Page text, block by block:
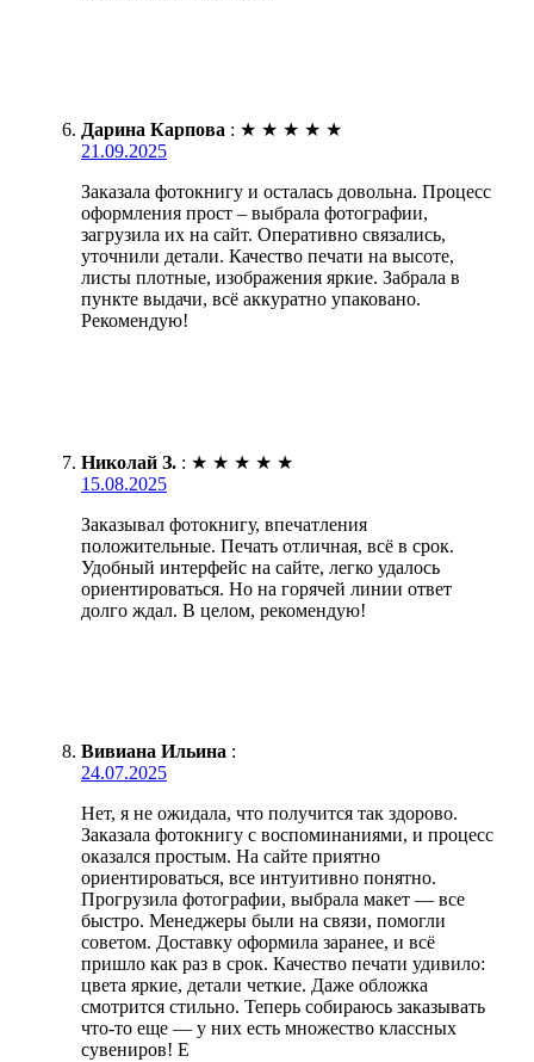
Дарина Карпова : ★ ★ ★ ★ ★
21.09.2025
Заказала фотокнигу и осталась довольна. Процесс
оформления прост – выбрала фотографии,
загрузила их на сайт. Оперативно связались,
уточнили детали. Качество печати на высоте,
листы плотные, изображения яркие. Забрала в
пункте выдачи, всё аккуратно упаковано.
Рекомендую!
Николай З. : ★ ★ ★ ★ ★
15.08.2025
Заказывал фотокнигу, впечатления
положительные. Печать отличная, всё в срок.
Удобный интерфейс на сайте, легко удалось
ориентироваться. Но на горячей линии ответ
долго ждал. В целом, рекомендую!
Вивиана Ильина :
24.07.2025
Нет, я не ожидала, что получится так здорово.
Заказала фотокнигу с воспоминаниями, и процесс
оказался простым. На сайте приятно
ориентироваться, все интуитивно понятно.
Прогрузила фотографии, выбрала макет — все
быстро. Менеджеры были на связи, помогли
советом. Доставку оформила заранее, и всё
пришло как раз в срок. Качество печати удивило:
цвета яркие, детали четкие. Даже обложка
смотрится стильно. Теперь собираюсь заказывать
что-то еще — у них есть множество классных
сувениров! Е